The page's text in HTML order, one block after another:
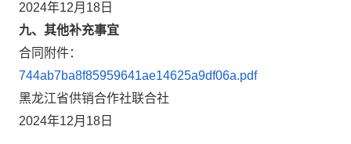
2024年12月18日
九、其他补充事宜
合同附件：
744ab7ba8f85959641ae14625a9df06a.pdf
黑龙江省供销合作社联合社
2024年12月18日